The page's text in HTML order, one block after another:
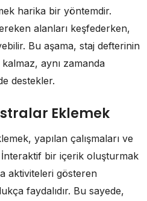
harika bir yöntemdir.
alanları keşfederken,
Bu aşama, staj defterinin
aynı zamanda
destekler.
Eklemek
yapılan çalışmaları ve
İnteraktif bir içerik oluşturmak
aktiviteleri gösteren
faydalıdır. Bu sayede,